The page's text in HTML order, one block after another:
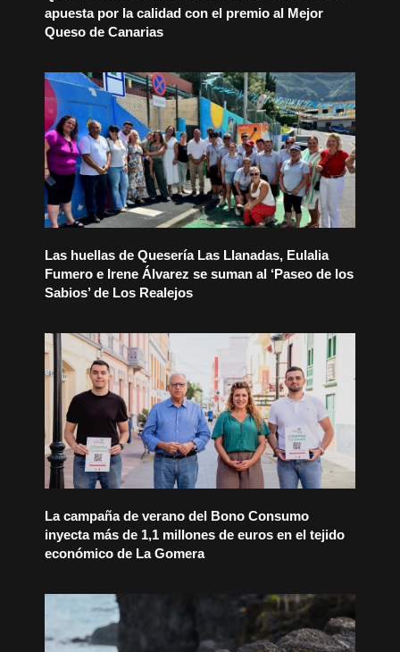
apuesta por la calidad con el premio al Mejor
Queso de Canarias
Las huellas de Quesería Las Llanadas, Eulalia
Fumero e Irene Álvarez se suman al ‘Paseo de los
Sabios’ de Los Realejos
La campaña de verano del Bono Consumo
inyecta más de 1,1 millones de euros en el tejido
económico de La Gomera